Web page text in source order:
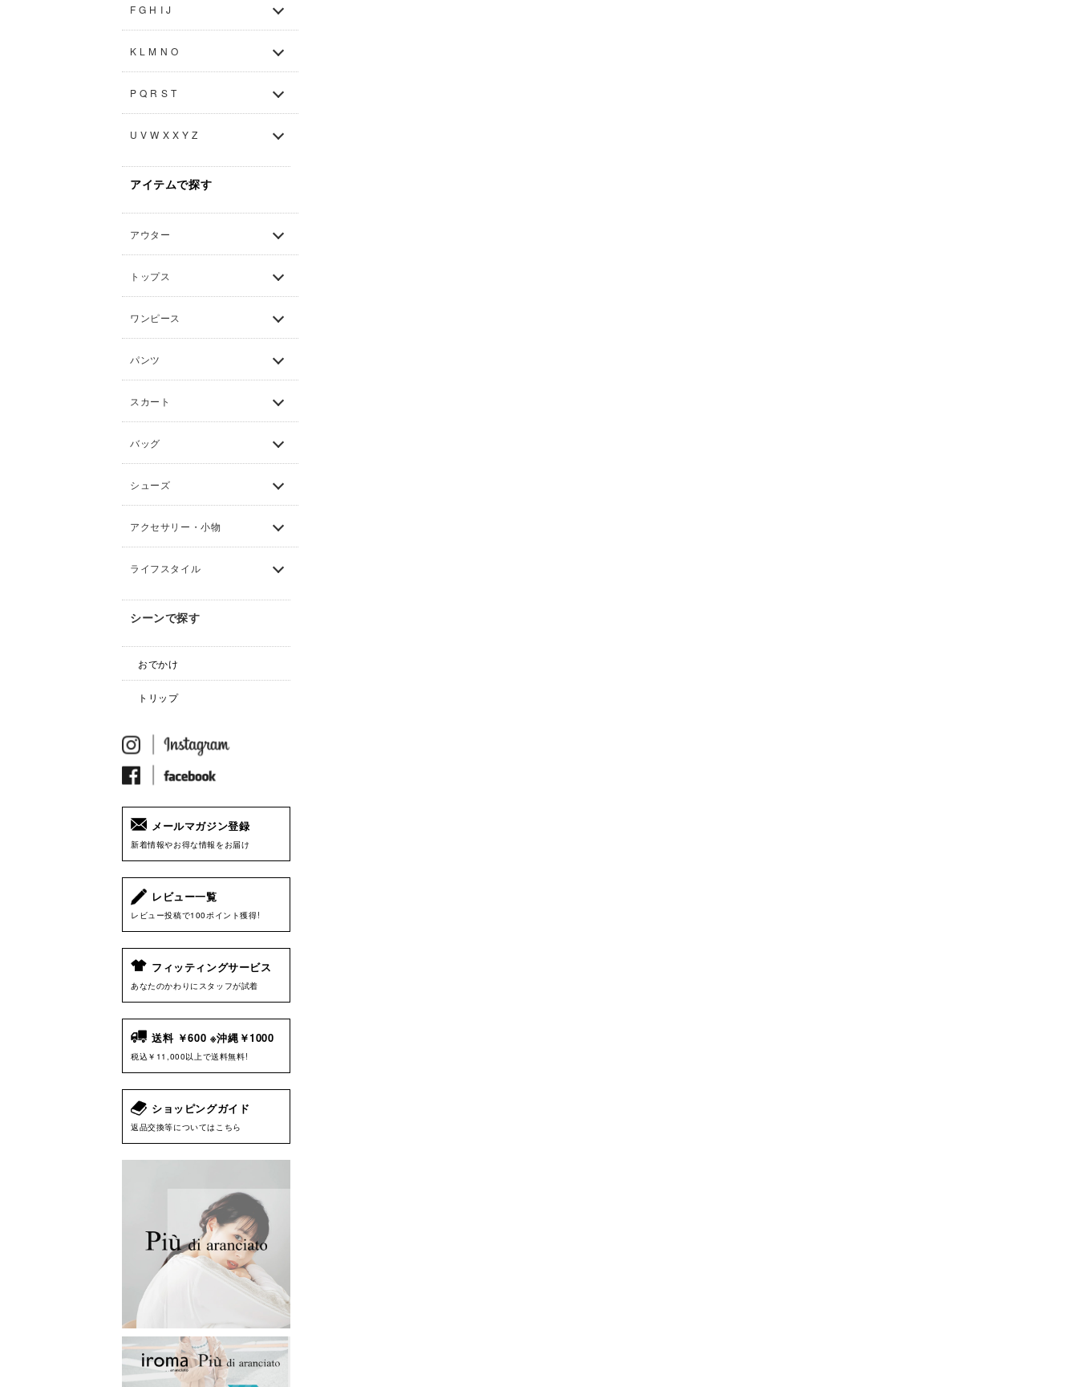
F G H I J
K L M N O
P Q R S T
U V W X X Y Z
アイテムで探す
アウター
トップス
ワンピース
パンツ
スカート
バッグ
シューズ
アクセサリー・小物
ライフスタイル
シーンで探す
おでかけ
トリップ
メールマガジン登録
新着情報やお得な情報をお届け
レビュー一覧
レビュー投稿で100ポイント獲得!
フィッティングサービス
あなたのかわりにスタッフが試着
送料 ￥600 ※沖縄￥1000
税込￥11,000以上で送料無料!
ショッピングガイド
返品交換等についてはこちら